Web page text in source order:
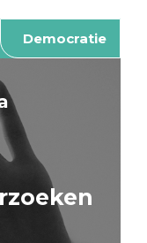
Democratie